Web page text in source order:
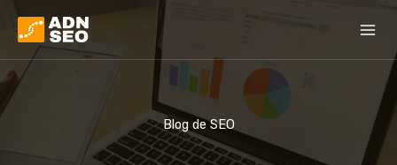
contenido
Blog de SEO